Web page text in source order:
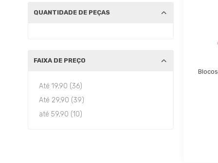
QUANTIDADE DE PEÇAS
FAIXA DE PREÇO
Até 19,90 (36)
Até 29,90 (39)
até 59,90 (10)